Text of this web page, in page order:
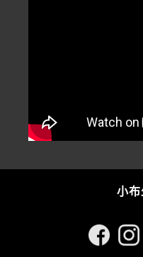
小布